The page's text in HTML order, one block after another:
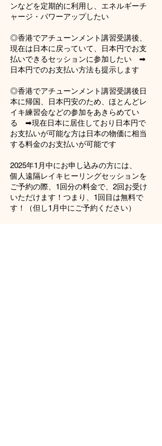
ンなどを定期的に利用し、エネルギーチ
ャージ・パワーアップしたい
◎香港でアチューンメント講習受講後、
現在は日本に戻っていて、日本円でお支
払いできるセッションに参加したい ➡
日本円でのお支払い方法も提示します
◎香港でアチューンメント講習受講後日
本に帰国、日本円安のため、ほとんどレ
イキ練習会などの参加をあきらめてい
る ➡現在日本に居住しており日本円で
お支払いが可能な方は日本の物価に相当
する料金のお支払いが可能です
2025年1月中にお申し込みの方には、
​個人遠隔レイキヒーリングセッションを
ご予約の際、1回分の料金で、2回お受け
いただけます！つまり、1回目は無料で
す！（但し1月中にご予約ください）